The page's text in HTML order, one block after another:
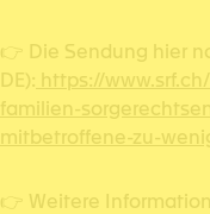
👉 Die Sendung hier
DE): https://
familien-
mitbetroffene-zu-
👉 Weitere